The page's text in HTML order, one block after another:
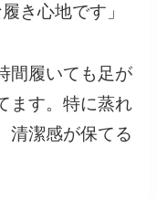
き心地です」
間履いても足が
ます。特に蒸れ
清潔感が保てる